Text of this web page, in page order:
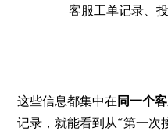
客服工单记录、
这些信息都集中在 同一个
记录，就能看到从“第一次